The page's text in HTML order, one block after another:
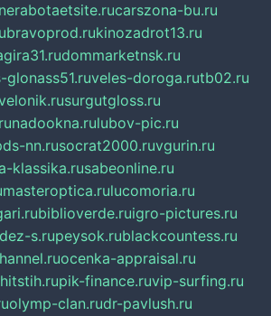
nerabotaetsite.rucarszona-bu.ru
bravoprod.rukinozadrot13.ru
dommarketnsk.ru
glonass51.ruveles-doroga.rutb02.ru
surgutgloss.ru
nadookna.rulubov-pic.ru
nn.rusocrat2000.ruvgurin.ru
klassika.rusabeonline.ru
masteroptica.rulucomoria.ru
biblioverde.ruigro-pictures.ru
s.rupeysok.rublackcountess.ru
ocenka-appraisal.ru
hitstih.rupik-finance.ruvip-surfing.ru
olymp-clan.rudr-pavlush.ru